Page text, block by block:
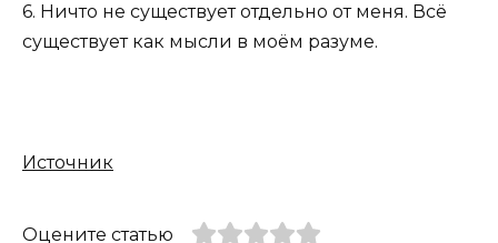
6. Ничто не существует отдельно от меня. Всё
существует как мысли в моём разуме.
Источник
Оцените статью